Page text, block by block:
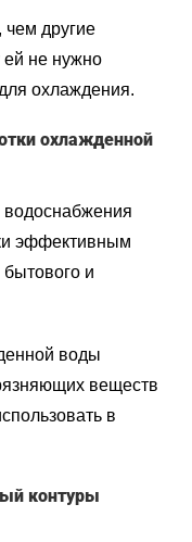
другие
ей не нужно
охлаждения.
охлажденной
водоснабжения
эффективным
и
воды
веществ
в
контуры